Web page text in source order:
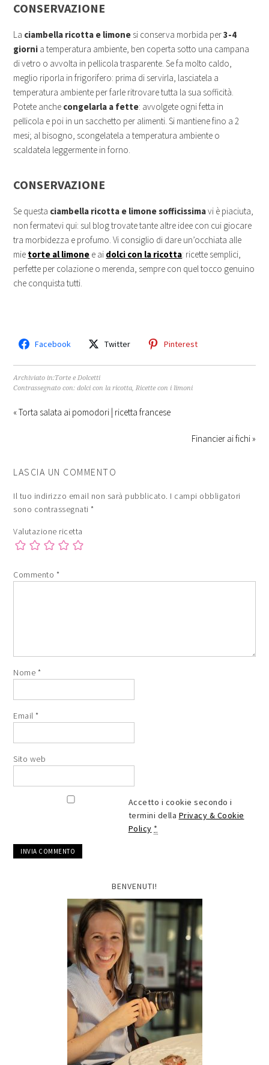
CONSERVAZIONE
La ciambella ricotta e limone si conserva morbida per3-4
giorni a temperatura ambiente, ben coperta sotto una campana
di vetro o avvolta in pellicola trasparente. Se fa molto caldo,
meglio riporla in frigorifero: prima di servirla, lasciatela a
temperatura ambiente per farle ritrovare tutta la sua sofficità.
Potete anche congelarla a fette: avvolgete ogni fetta in
pellicola e poi in un sacchetto per alimenti. Si mantiene fino a 2
mesi; al bisogno, scongelatela a temperatura ambiente o
scaldatela leggermente in forno.
CONSERVAZIONE
Se questa ciambella ricotta e limone sofficissimavi è piaciuta,
non fermatevi qui: sul blog trovate tante altre idee con cui giocare
tra morbidezza e profumo. Vi consiglio di dare un’occhiata alle
mie torte al limone e ai dolci con la ricotta: ricette semplici,
perfette per colazione o merenda, sempre con quel tocco genuino
che conquista tutti.
Facebook Twitter Pinterest
Archiviato in:Torte e Dolcetti
Contrassegnato con:dolci con la ricotta,Ricette con i limoni
« Torta salata ai pomodori | ricetta francese
Financier ai fichi »
LASCIA UN COMMENTO
Il tuo indirizzo email non sarà pubblicato. I campi obbligatori
sono contrassegnati*
Valutazione ricetta
Commento *
Nome *
Email*
Sito web
Accetto i cookie secondo i
termini della Privacy & Cookie
Policy *
BENVENUTI!